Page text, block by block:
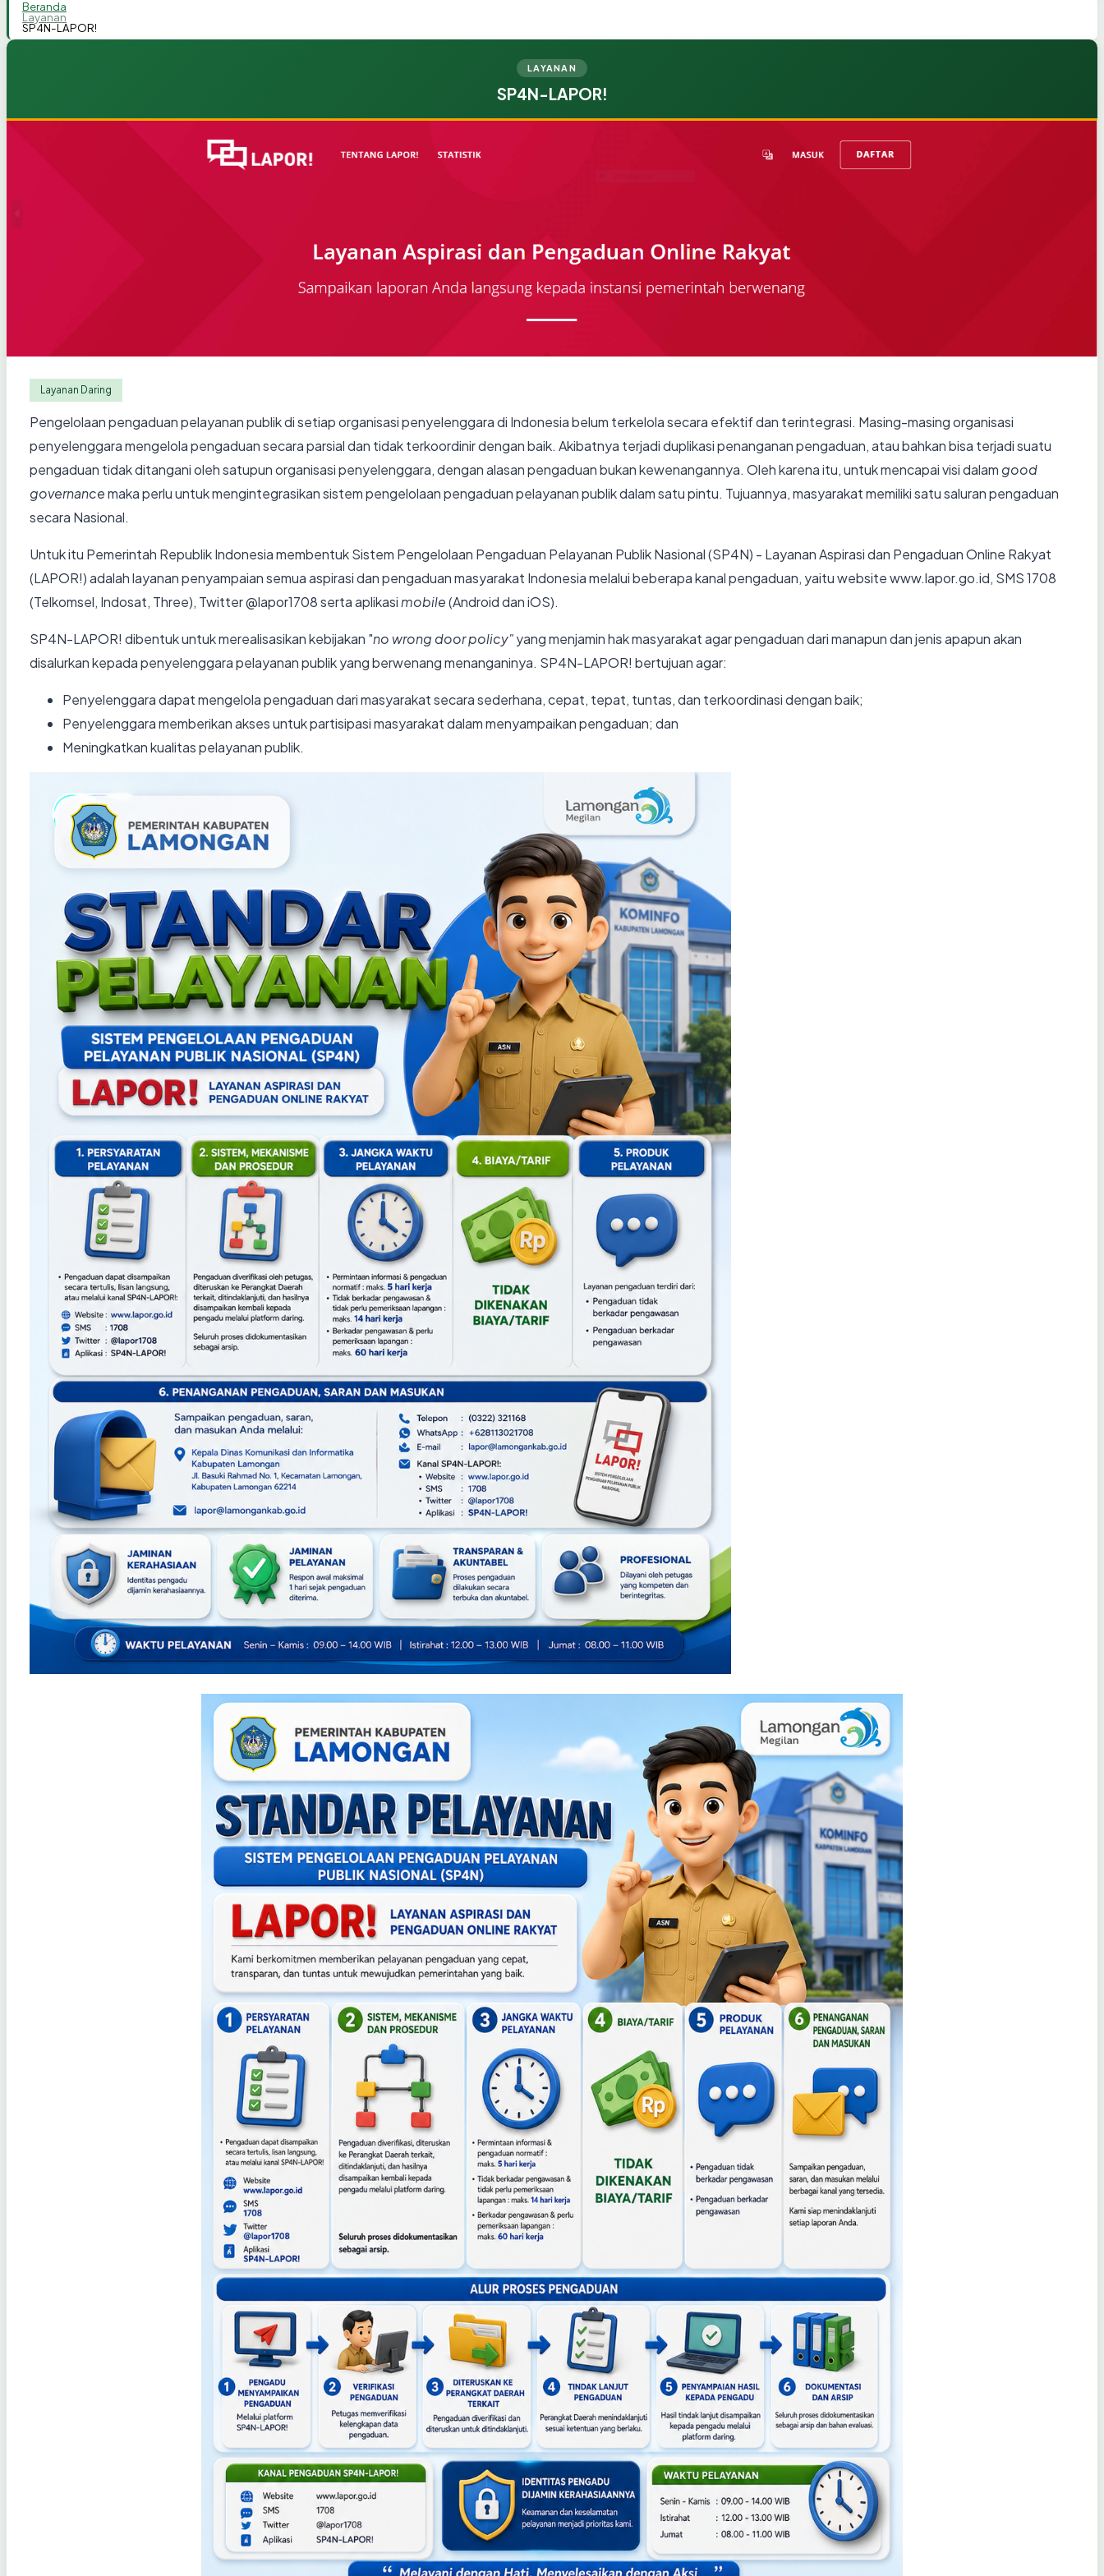
Beranda
Layanan
SP4N-LAPOR!
LAYANAN
SP4N-LAPOR!
Layanan Daring
Pengelolaan pengaduan pelayanan publik di setiap organisasi penyelenggara di Indonesia belum terkelola secara efektif dan terintegrasi. Masing-masing organisasi
penyelenggara mengelola pengaduan secara parsial dan tidak terkoordinir dengan baik. Akibatnya terjadi duplikasi penanganan pengaduan, atau bahkan bisa terjadi suatu
pengaduan tidak ditangani oleh satupun organisasi penyelenggara, dengan alasan pengaduan bukan kewenangannya. Oleh karena itu, untuk mencapai visi dalam good
governancemaka perlu untuk mengintegrasikan sistem pengelolaan pengaduan pelayanan publik dalam satu pintu. Tujuannya, masyarakat memiliki satu saluran pengaduan
secara Nasional.
Untuk itu Pemerintah Republik Indonesia membentuk Sistem Pengelolaan Pengaduan Pelayanan Publik Nasional (SP4N) - Layanan Aspirasi dan Pengaduan Online Rakyat
(LAPOR!) adalah layanan penyampaian semua aspirasi dan pengaduan masyarakat Indonesia melalui beberapa kanal pengaduan, yaitu website www.lapor.go.id, SMS 1708
(Telkomsel, Indosat, Three), Twitter @lapor1708 serta aplikasimobile(Android dan iOS).
SP4N-LAPOR! dibentuk untuk merealisasikan kebijakan "no wrong door policy"yang menjamin hak masyarakat agar pengaduan dari manapun dan jenis apapun akan
disalurkan kepada penyelenggara pelayanan publik yang berwenang menanganinya. SP4N-LAPOR! bertujuan agar:
Penyelenggara dapat mengelola pengaduan dari masyarakat secara sederhana, cepat, tepat, tuntas, dan terkoordinasi dengan baik;
Penyelenggara memberikan akses untuk partisipasi masyarakat dalam menyampaikan pengaduan; dan
Meningkatkan kualitas pelayanan publik.